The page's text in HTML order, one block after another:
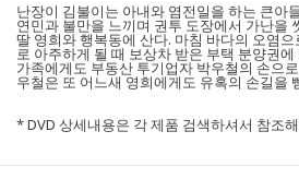
난장이 김불이는 아내와 염전일을 하는 큰아
연민과 불만을 느끼며 권투 도장에서 가난을
딸 영희와 행복동에 산다. 마침 바다의 오염
로 아주하게 될 때 보상차 받은 부택 분양권
가족에게도 부동산 투기업자 박우철의 손으
우철은 또 어느새 영희에게도 유혹의 손길을
* DVD 상세내용은 각 제품 검색하셔서 참조